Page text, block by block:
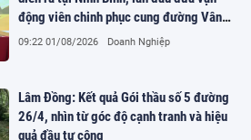
động viên chinh phục cung đường Vân
Long
09:22 01/08/2026 Doanh Nghiệp
Lâm Đồng: Kết quả Gói thầu số 5 đường
26/4, nhìn từ góc độ cạnh tranh và hiệu
quả đầu tư công